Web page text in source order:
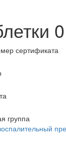
сертификата
группа